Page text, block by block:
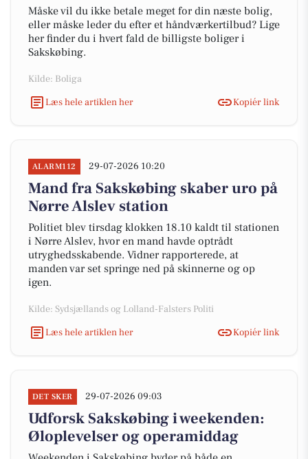
Måske vil du ikke betale meget for din næste bolig,
eller måske leder du efter et håndværkertilbud? Lige
her finder du i hvert fald de billigste boliger i
Sakskøbing.
Kilde: Boliga
Læs hele artiklen her
Kopiér link
ALARM112 29-07-2026 10:20
Mand fra Sakskøbing skaber uro på
Nørre Alslev station
Politiet blev tirsdag klokken 18.10 kaldt til stationen
i Nørre Alslev, hvor en mand havde optrådt
utryghedsskabende. Vidner rapporterede, at
manden var set springe ned på skinnerne og op
igen.
Kilde: Sydsjællands og Lolland-Falsters Politi
Læs hele artiklen her
Kopiér link
DET SKER 29-07-2026 09:03
Udforsk Sakskøbing i weekenden:
Øloplevelser og operamiddag